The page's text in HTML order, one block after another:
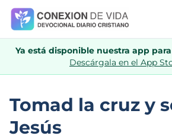
Ya está disponible nuestra app
Descárgala en el App
Tomad la cruz y
Jesús